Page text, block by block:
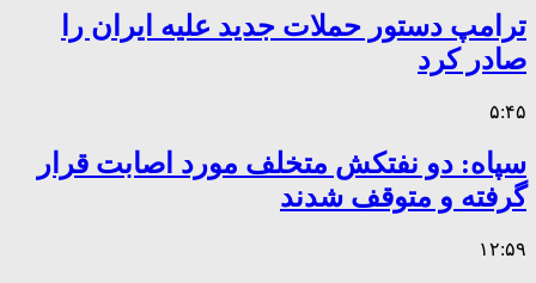
ترامپ دستور حملات جدید علیه ایران را
صادر کرد
۵:۴۵
سپاه: دو نفتکش متخلف مورد اصابت قرار
گرفته و متوقف شدند
۱۲:۵۹